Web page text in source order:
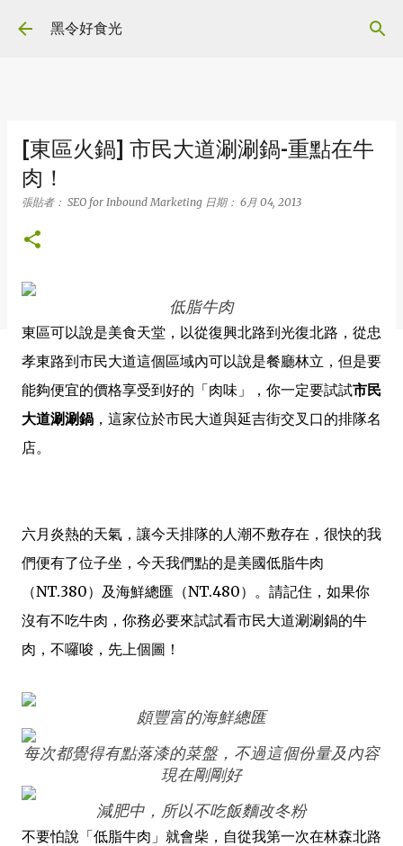
黑令好食光
[東區火鍋] 市民大道涮涮鍋-重點在牛
肉！
張貼者： SEO for Inbound Marketing 日期： 6月 04, 2013
低脂牛肉
東區可以說是美食天堂，以從復興北路到光復北路，從忠
孝東路到市民大道這個區域內可以說是餐廳林立，但是要
能夠便宜的價格享受到好的「肉味」，你一定要試試市民
大道涮涮鍋 ，這家位於市民大道與延吉街交叉口的排隊名
店。
六月炎熱的天氣，讓今天排隊的人潮不敷存在，很快的我
們便有了位子坐，今天我們點的是美國低脂牛肉
（NT.380）及海鮮總匯（NT.480）。請記住，如果你
沒有不吃牛肉，你務必要來試試看市民大道涮涮鍋的牛
肉，不囉唆，先上個圖！
頗豐富的海鮮總匯
每次都覺得有點落漆的菜盤，不過這個份量及內容
現在剛剛好
減肥中，所以不吃飯麵改冬粉
不要怕說「低脂牛肉」就會柴，自從我第一次在林森北路